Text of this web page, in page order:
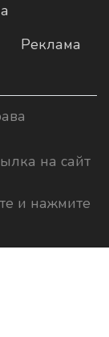
Реклама
на сайт
и нажмите